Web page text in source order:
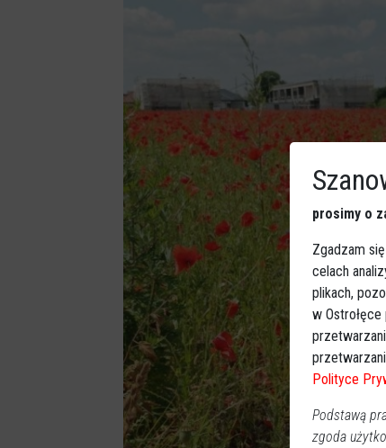
prosimy o
Zgadzam
celach
plikach,
w
Polityce
Podstawą
zgoda